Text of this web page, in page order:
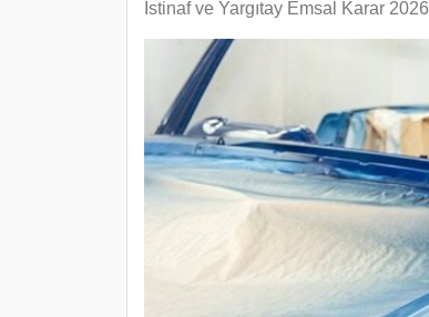
İstinaf ve Yargıtay Emsal Karar 2026